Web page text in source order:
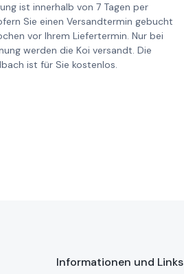
ist innerhalb von 7 Tagen per
Sie einen Versandtermin gebucht
vor Ihrem Liefertermin. Nur bei
werden die Koi versandt. Die
ist für Sie kostenlos.
Informationen und Links